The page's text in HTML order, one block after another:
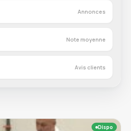
Annonces
Note moyenne
Avis clients
Dispo